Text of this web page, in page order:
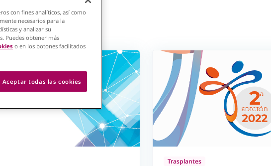
Trasplantes
con fines analíticos, así como
necesarios para la
y analizar su
Puedes obtener más
o en los botones facilitados
Aceptar todas las cookies